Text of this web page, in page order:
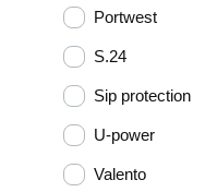
Portwest
S.24
Sip protection
U-power
Valento